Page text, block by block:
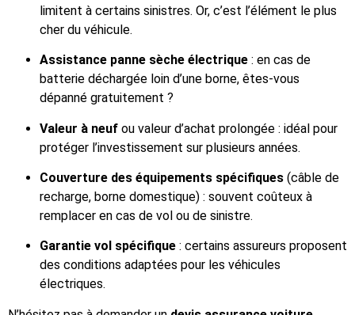
limitent à certains sinistres. Or, c’est l’élément le plus
cher du véhicule.
Assistance panne sèche électrique : en cas de
batterie déchargée loin d’une borne, êtes-vous
dépanné gratuitement ?
Valeur à neuf ou valeur d’achat prolongée : idéal pour
protéger l’investissement sur plusieurs années.
Couverture des équipements spécifiques (câble de
recharge, borne domestique) : souvent coûteux à
remplacer en cas de vol ou de sinistre.
Garantie vol spécifique : certains assureurs proposent
des conditions adaptées pour les véhicules
électriques.